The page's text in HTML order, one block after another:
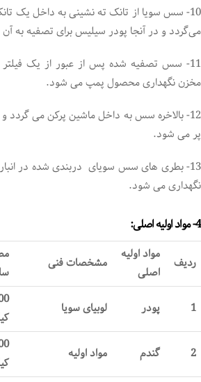
10- سس سویا از تانک ته نشینی به داخل یک
می‌گردد و در آنجا پودر سیلیس برای تصفیه به
11- سس تصفیه شده پس از عبور از یک فیلتر
مخزن نگهداری محصول پمپ می شود.
12- بالاخره سس به داخل ماشین پرکن می گردد
پر می شود.
13- بطری های سس سویای دربندی شده در
نگهداری می شود.
4- مواد اولیه اصلی:
ردیف
مواد اولیه
اصلی
مشخصات فنی
1 پودر لوبیای سویا
2
گندم مواد اولیه